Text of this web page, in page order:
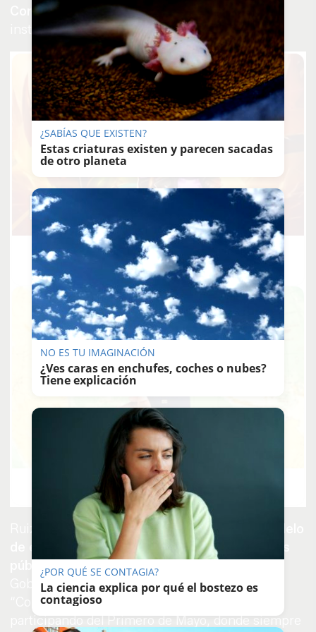
Cornejo , además de cargos orgánicos e
institucionales del partido en la provincia.
Corepunk MMORPG
Un verdadero MMORPG de la vieja escuela ¡Cómo los de
antes, pero mejor!
Los pasaportes que más puertas abren ¿está el tuyo?
Ruiz Boix contrapone el que define como
socialista al “atropello a los servicios
públicos” que, según denuncia, perpetra el
Gobierno andaluz de Juanma Moreno.
“Comenzamos el primer día de campaña
participando del Primero de Mayo, donde siempre
¿SABÍAS QUE EXISTEN?
Estas criaturas existen y parecen sacadas
de otro planeta
NO ES TU IMAGINACIÓN
¿Ves caras en enchufes, coches o nubes?
Tiene explicación
¿POR QUÉ SE CONTAGIA?
La ciencia explica por qué el bostezo es
contagioso